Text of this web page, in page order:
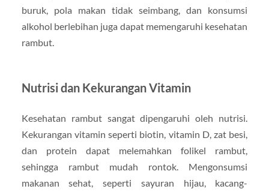
buruk, pola makan tidak seimbang, dan konsumsi
alkohol berlebihan juga dapat memengaruhi kesehatan
rambut.
Nutrisi dan Kekurangan Vitamin
Kesehatan rambut sangat dipengaruhi oleh nutrisi.
Kekurangan vitamin seperti biotin, vitamin D, zat besi,
dan protein dapat melemahkan folikel rambut,
sehingga rambut mudah rontok. Mengonsumsi
makanan sehat, seperti sayuran hijau, kacang-